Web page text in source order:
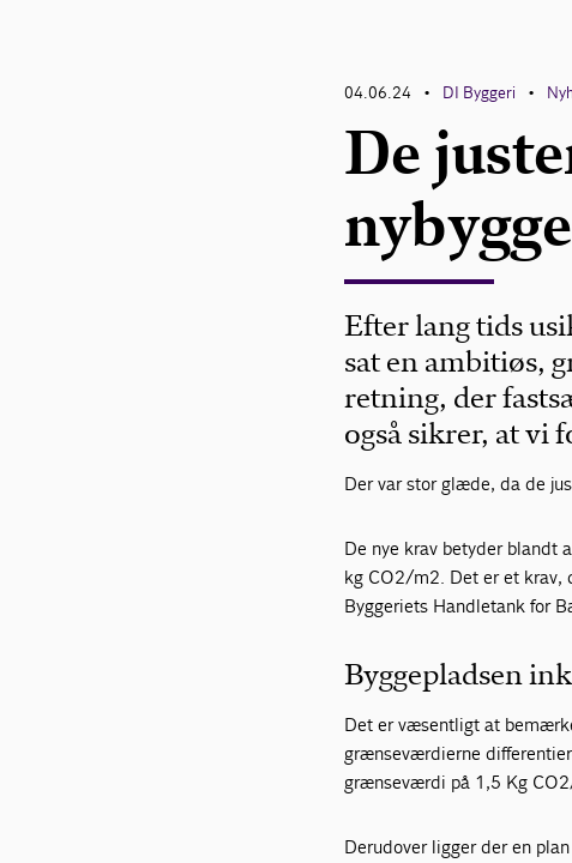
04.06.24 • DI Byggeri •
De
Efter lang tids
sat en ambitiøs,
retning, der
også sikrer, at vi
Der var stor glæde, da de
De nye krav betyder blandt
kg CO2/m2. Det er et krav,
Byggeriets Handletank for
Byggepladsen
Det er væsentligt at
grænseværdierne
grænseværdi på 1,5 Kg
Derudover ligger der en